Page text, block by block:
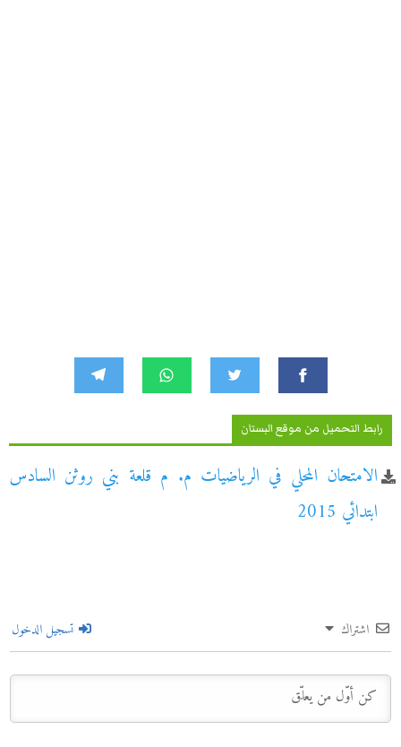
رابط التحميل من موقع البستان
الامتحان المحلي في الرياضيات م. م قلعة بني روثن السادس
ابتدائي 2015
اشتراك تسجيل الدخول